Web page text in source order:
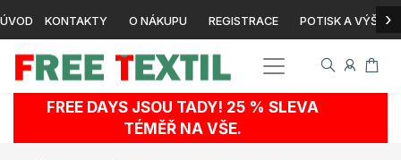
ÚVOD KONTAKTY O NÁKUPU REGISTRACE POTISK A ›
FREE DAYS JSOU TADY! 25 % SLEVA
TÉMĚŘ NA VŠE.